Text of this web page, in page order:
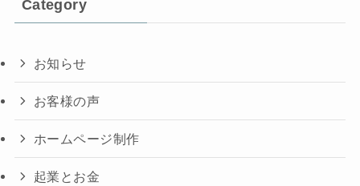
Category
お知らせ
お客様の声
ホームページ制作
起業とお金